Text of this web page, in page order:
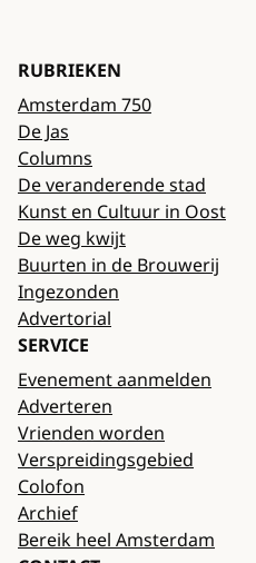
RUBRIEKEN
Amsterdam 750
De Jas
Columns
De veranderende stad
Kunst en Cultuur in Oost
De weg kwijt
Buurten in de Brouwerij
Ingezonden
Advertorial
SERVICE
Evenement aanmelden
Adverteren
Vrienden worden
Verspreidingsgebied
Colofon
Archief
Bereik heel Amsterdam